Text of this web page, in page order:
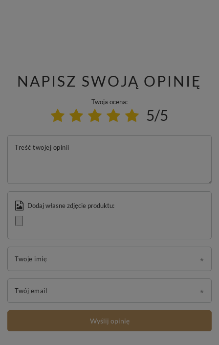
NAPISZ SWOJĄ OPINIĘ
Twoja ocena:
5/5
Treść twojej opinii
Dodaj własne zdjęcie produktu:
Twoje imię
Twój email
Wyślij opinię